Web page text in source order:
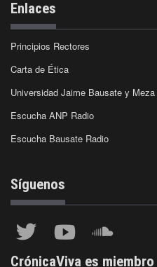
Enlaces
Principios Rectores
Carta de Ética
Universidad Jaime Bausate y Meza
Escucha ANP Radio
Escucha Bausate Radio
Síguenos
CrónicaViva es